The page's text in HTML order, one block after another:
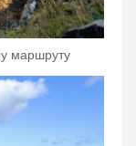
маршруту